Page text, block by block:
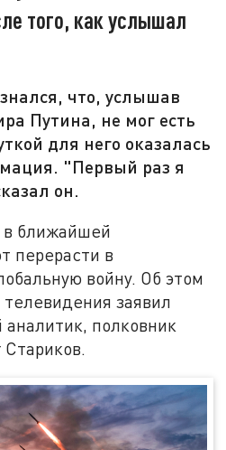
того, как услышал
что, услышав
Путина, не мог есть
для него оказалась
"Первый раз я
он.
в ближайшей
перерасти в
войну. Об этом
телевидения заявил
полковник